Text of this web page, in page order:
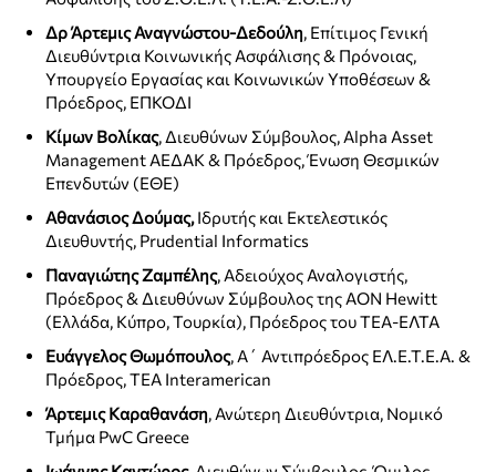
Δρ Άρτεμις Αναγνώστου-Δεδούλη , Eπίτιμος Γενική
Διευθύντρια Κοινωνικής Ασφάλισης & Πρόνοιας,
Υπουργείο Εργασίας και Κοινωνικών Υποθέσεων &
Πρόεδρος, ΕΠΚΟΔΙ
Κίμων Βολίκας, Διευθύνων Σύμβουλος, Alpha Asset
Management ΑΕΔΑΚ & Πρόεδρος, Ένωση Θεσμικών
Επενδυτών (ΕΘΕ)
Αθανάσιος Δούμας, Ιδρυτής και Εκτελεστικός
Διευθυντής, Prudential Informatics
Παναγιώτης Ζαμπέλης, Αδειούχος Αναλογιστής,
Πρόεδρος & Διευθύνων Σύμβουλος της AON Hewitt
(Ελλάδα, Κύπρο, Τουρκία), Πρόεδρος του ΤΕΑ-ΕΛΤΑ
Ευάγγελος Θωμόπουλος, Α΄ Αντιπρόεδρος ΕΛ.Ε.Τ.Ε.Α. &
Πρόεδρος, TEA Interamerican
Άρτεμις Καραθανάση , Ανώτερη Διευθύντρια, Νομικό
Τμήμα PwC Greece